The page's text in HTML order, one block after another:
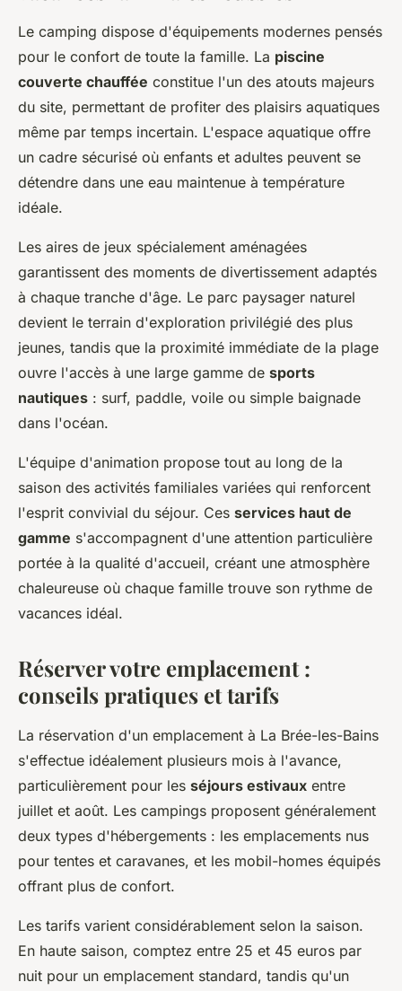
Le camping dispose d'équipements modernes pensés
pour le confort de toute la famille. La piscine
couverte chauffée constitue l'un des atouts majeurs
du site, permettant de profiter des plaisirs aquatiques
même par temps incertain. L'espace aquatique offre
un cadre sécurisé où enfants et adultes peuvent se
détendre dans une eau maintenue à température
idéale.
Les aires de jeux spécialement aménagées
garantissent des moments de divertissement adaptés
à chaque tranche d'âge. Le parc paysager naturel
devient le terrain d'exploration privilégié des plus
jeunes, tandis que la proximité immédiate de la plage
ouvre l'accès à une large gamme de sports
nautiques : surf, paddle, voile ou simple baignade
dans l'océan.
L'équipe d'animation propose tout au long de la
saison des activités familiales variées qui renforcent
l'esprit convivial du séjour. Ces services haut de
gamme s'accompagnent d'une attention particulière
portée à la qualité d'accueil, créant une atmosphère
chaleureuse où chaque famille trouve son rythme de
vacances idéal.
Réserver votre emplacement :
conseils pratiques et tarifs
La réservation d'un emplacement à La Brée-les-Bains
s'effectue idéalement plusieurs mois à l'avance,
particulièrement pour les séjours estivaux entre
juillet et août. Les campings proposent généralement
deux types d'hébergements : les emplacements nus
pour tentes et caravanes, et les mobil-homes équipés
offrant plus de confort.
Les tarifs varient considérablement selon la saison.
En haute saison, comptez entre 25 et 45 euros par
nuit pour un emplacement standard, tandis qu'un